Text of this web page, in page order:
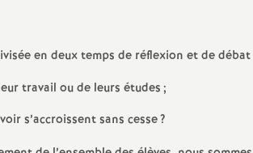
en deux temps de réflexion et de débat
travail ou de leurs études;
s’accroissent sans cesse?